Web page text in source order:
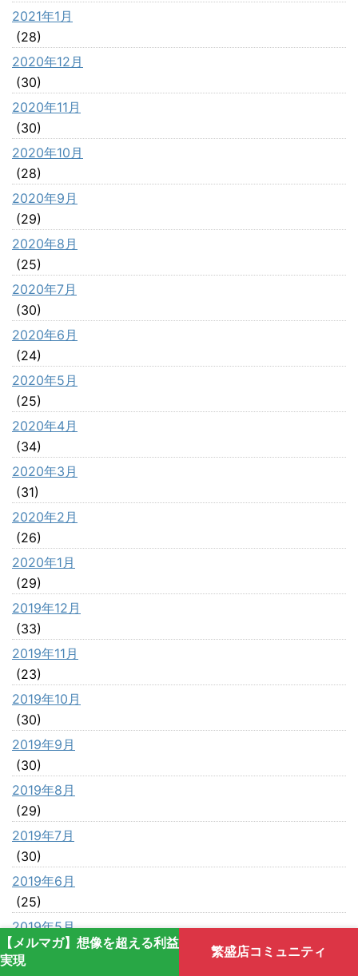
【メルマガ】想像を超える利益
実現
繁盛店コミュニティ
2021年1月
(28)
2020年12月
(30)
2020年11月
(30)
2020年10月
(28)
2020年9月
(29)
2020年8月
(25)
2020年7月
(30)
2020年6月
(24)
2020年5月
(25)
2020年4月
(34)
2020年3月
(31)
2020年2月
(26)
2020年1月
(29)
2019年12月
(33)
2019年11月
(23)
2019年10月
(30)
2019年9月
(30)
2019年8月
(29)
2019年7月
(30)
2019年6月
(25)
2019年5月
(28)
2019年4月